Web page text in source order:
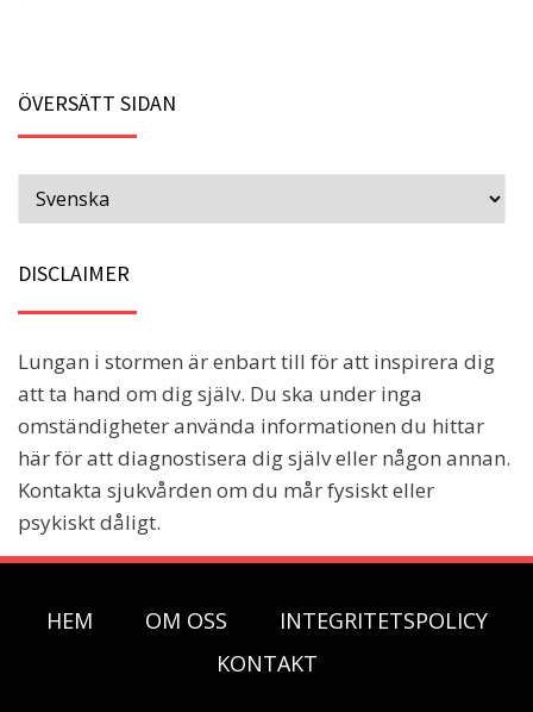
ÖVERSÄTT SIDAN
DISCLAIMER
Lungan i stormen är enbart till för att inspirera dig
att ta hand om dig själv. Du ska under inga
omständigheter använda informationen du hittar
här för att diagnostisera dig själv eller någon annan.
Kontakta sjukvården om du mår fysiskt eller
psykiskt dåligt.
HEM OM OSS
INTEGRITETSPOLICY
KONTAKT